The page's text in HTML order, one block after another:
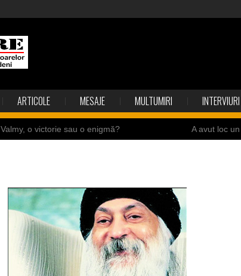
ARTICOLE MESAJE MULTUMIRI INTERVIURI
Valmy, o victorie sau o enigmă? A avut loc
Uimitoarea viaţă a Teresei Neumann
Îngerii salvează oamenii de la accidente